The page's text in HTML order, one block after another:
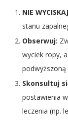
NIE
stanu
Obserwuj:
wyciek ropy,
podwyższoną
Skonsultuj
postawienia
leczenia (np.